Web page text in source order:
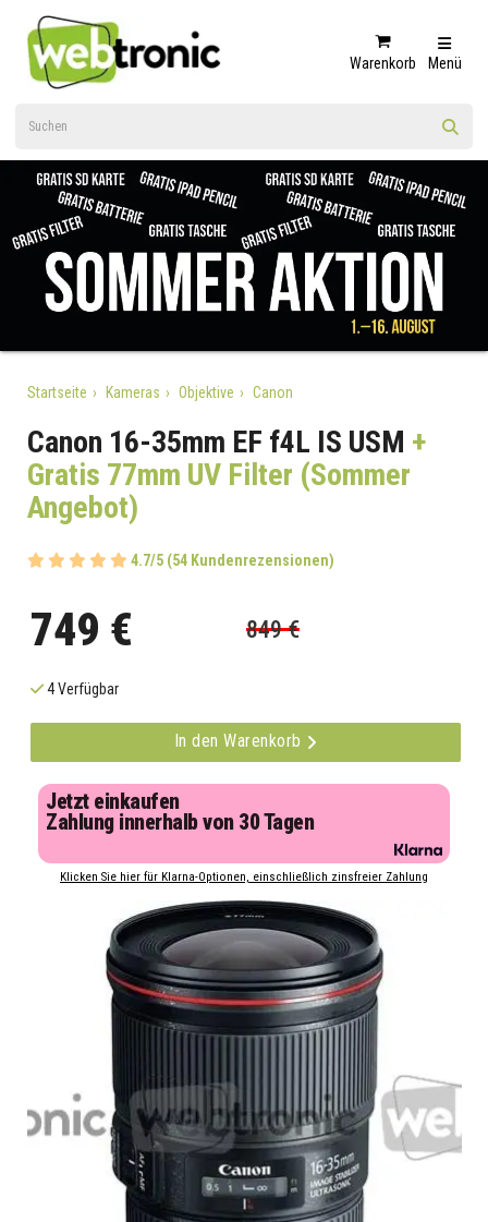
Warenkorb Menü
Startseite Kameras Objektive Canon
Canon 16-35mm EF f4L IS USM +
Gratis 77mm UV Filter (Sommer
Angebot)
4.7/5 (54 Kundenrezensionen)
749 € 849 €
4 Verfügbar
In den Warenkorb
Jetzt einkaufen
Zahlung innerhalb von 30 Tagen
Klicken Sie hier für Klarna-Optionen, einschließlich zinsfreier Zahlung